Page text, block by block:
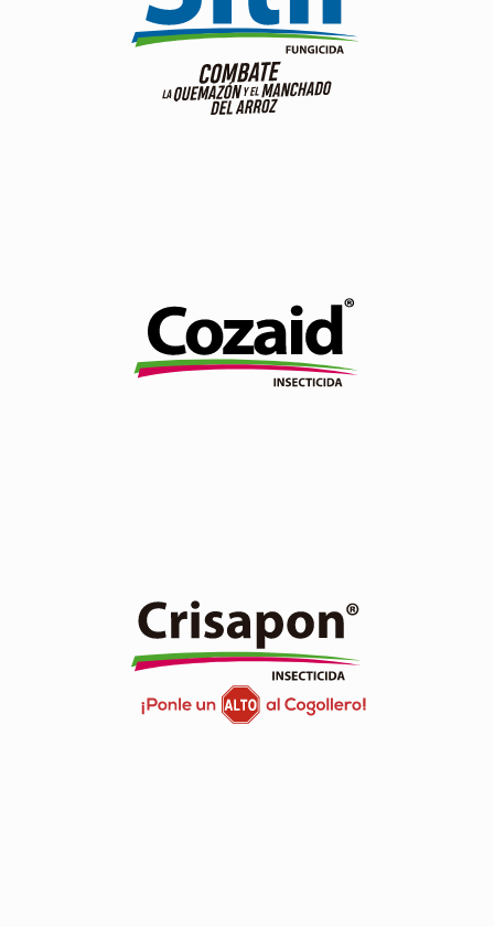
Dos vías para alcanzar el mejor control.
Ver producto
Es un insecticida que actúa por ingestión. Es un inhibidor
de la quitina. Es específico para artrópodos, lepidópteros
(gusano cogollero).
Ver producto
Es el nuevo insecticida que pertenece a una familia
química de última generación. Brinda máxima protección
frente a las larvas de polillas (gusano cogollero)
Ver producto